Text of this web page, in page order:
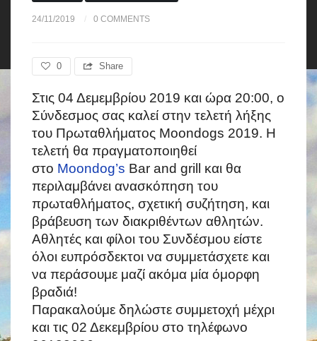
24/11/2019 0 COMMENTS
0 Share
Στις 04 Δεμεμβρίου 2019 και ώρα 20:00, ο
Σύνδεσμος σας καλεί στην τελετή λήξης
του Πρωταθλήματος Moondogs 2019. Η
τελετή θα πραγματοποιηθεί
στο Moondog’s Bar and grill και θα
περιλαμβάνει ανασκόπηση του
πρωταθλήματος, σχετική συζήτηση, και
βράβευση των διακριθέντων αθλητών.
Αθλητές και φίλοι του Συνδέσμου είστε
όλοι ευπρόσδεκτοι να συμμετάσχετε και
να περάσουμε μαζί ακόμα μία όμορφη
βραδιά!
Παρακαλούμε δηλώστε συμμετοχή μέχρι
και τις 02 Δεκεμβρίου στο τηλέφωνο